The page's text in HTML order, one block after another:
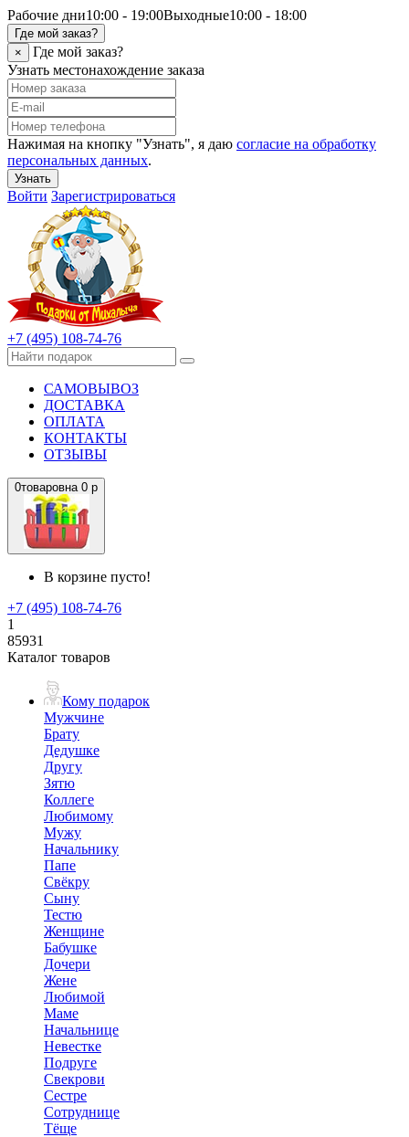
Рабочие дни10:00 - 19:00Выходные10:00 - 18:00
Где мой заказ?
×
Где мой заказ?
Узнать местонахождение заказа
Нажимая на кнопку "Узнать", я даю согласие на обработку
персональных данных.
Узнать
Войти Зарегистрироваться
+7 (495) 108-74-76
САМОВЫВОЗ
ДОСТАВКА
ОПЛАТА
КОНТАКТЫ
ОТЗЫВЫ
0товаровна 0 р
В корзине пусто!
+7 (495) 108-74-76
1
85931
Каталог товаров
Кому подарок
Мужчине
Брату
Дедушке
Другу
Зятю
Коллеге
Любимому
Мужу
Начальнику
Папе
Свёкру
Сыну
Тестю
Женщине
Бабушке
Дочери
Жене
Любимой
Маме
Начальнице
Невестке
Подруге
Свекрови
Сестре
Сотруднице
Тёще